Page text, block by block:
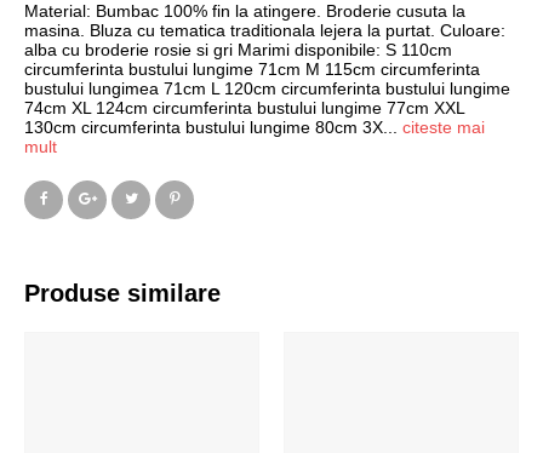
Material: Bumbac 100% fin la atingere. Broderie cusuta la
masina. Bluza cu tematica traditionala lejera la purtat. Culoare:
alba cu broderie rosie si gri Marimi disponibile: S 110cm
circumferinta bustului lungime 71cm M 115cm circumferinta
bustului lungimea 71cm L 120cm circumferinta bustului lungime
74cm XL 124cm circumferinta bustului lungime 77cm XXL
130cm circumferinta bustului lungime 80cm 3X
citeste mai
mult
Produse similare